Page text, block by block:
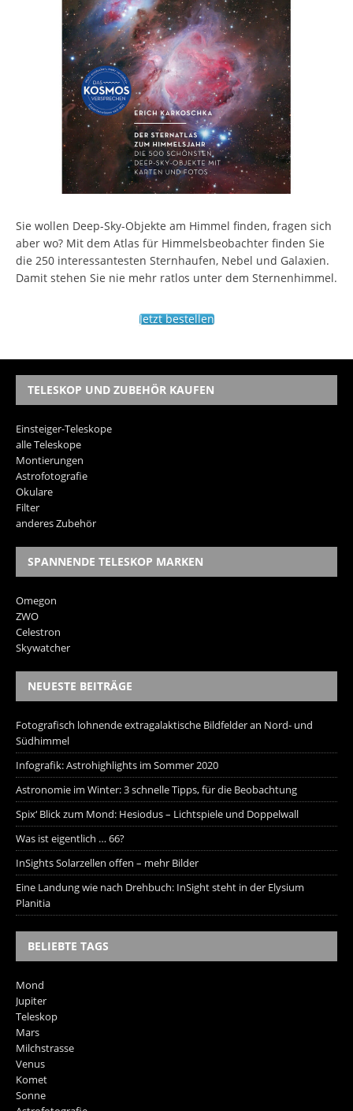
Sie wollen Deep-Sky-Objekte am Himmel finden, fragen sich
aber wo? Mit dem Atlas für Himmelsbeobachter finden Sie
die 250 interessantesten Sternhaufen, Nebel und Galaxien.
Damit stehen Sie nie mehr ratlos unter dem Sternenhimmel.
Jetzt bestellen
TELESKOP UND ZUBEHÖR KAUFEN
Einsteiger-Teleskope
alle Teleskope
Montierungen
Astrofotografie
Okulare
Filter
anderes Zubehör
SPANNENDE TELESKOP MARKEN
Omegon
ZWO
Celestron
Skywatcher
NEUESTE BEITRÄGE
Fotografisch lohnende extragalaktische Bildfelder an Nord- und
Südhimmel
Infografik: Astrohighlights im Sommer 2020
Astronomie im Winter: 3 schnelle Tipps, für die Beobachtung
Spix‘ Blick zum Mond: Hesiodus – Lichtspiele und Doppelwall
Was ist eigentlich … 66?
InSights Solarzellen offen – mehr Bilder
Eine Landung wie nach Drehbuch: InSight steht in der Elysium
Planitia
BELIEBTE TAGS
Mond
Jupiter
Teleskop
Mars
Milchstrasse
Venus
Komet
Sonne